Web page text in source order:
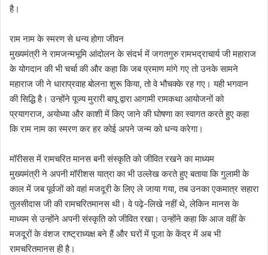
है।
राम नाम के स्मरण से धन्य होगा जीवन
मुख्यमंत्री ने रामजन्मभूमि आंदोलन के संदर्भ में जगतगुरु रामभद्राचार्य जी महाराज
के योगदान की भी चर्चा की और कहा कि जब प्रमाण मांगे गए तो उनके सामने
महाराज जी ने धाराप्रवाह बोलना शुरू किया, तो वे भौचक्के रह गए। यही भगवान
की सिद्धि है। उन्होंने पूज्य मुरारी बापू द्वारा आगामी रामकथा आयोजनों को
प्रयागराज, अयोध्या और काशी में किए जाने की घोषणा का स्वागत करते हुए कहा
कि राम नाम का स्मरण कर हर कोई अपने जन्म को धन्य करेगा।
मॉरीसस में रामचरित मानस बनी संस्कृति को जीवित रखने का माध्यम
मुख्यमंत्री ने अपनी मॉरीशस यात्रा का भी उल्लेख करते हुए बताया कि गुलामी के
काल में जब पूर्वजों को वहां मजदूरी के लिए ले जाया गया, तब उनका एकमात्र सहारा
तुलसीदास जी की रामचरितमानस थी। वे पढ़े-लिखे नहीं थे, लेकिन मानस के
माध्यम से उन्होंने अपनी संस्कृति को जीवित रखा। उन्होंने कहा कि आज वहीं के
मजदूरों के वंशज राष्ट्राध्यक्ष बने हैं और घरों में पूजा के केंद्र में अब भी
रामचरितमानस ही है।